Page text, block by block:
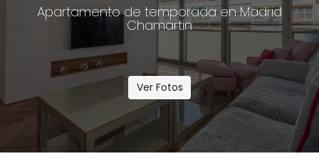
Apartamento de temporada en Madrid
Chamartin
Ver Fotos